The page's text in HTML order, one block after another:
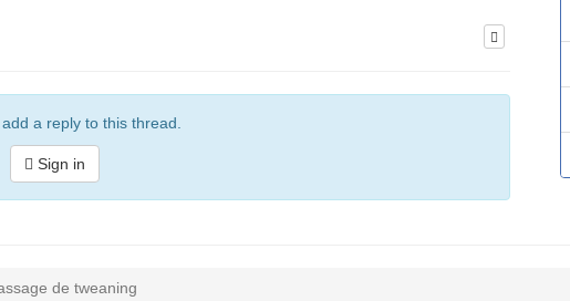
a reply to this thread.
Sign in
de tweaning